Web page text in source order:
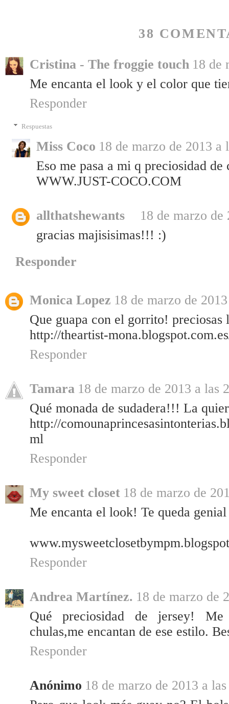
38
Cristina - The froggie touch 18 de
Me encanta el look y el color que
Responder
Respuestas
Miss Coco 18 de marzo de 2013 a
Eso me pasa a mi q preciosidad de
WWW.JUST-COCO.COM
allthatshewants
18 de marzo de
gracias majisisimas!!! :)
Responder
Monica Lopez 18 de marzo de
Que guapa con el gorrito! preciosas
http://theartist-
Responder
Tamara 18 de marzo de 2013 a las
Qué monada de sudadera!!! La
http://
ml
Responder
My sweet closet 18 de marzo de
Me encanta el look! Te queda
Responder
Andrea Martínez. 18 de marzo de
Qué preciosidad de jersey! Me
chulas,me encantan de ese estilo.
Responder
Anónimo 18 de marzo de 2013 a